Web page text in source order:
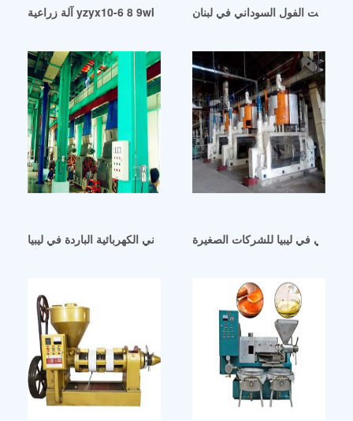
آلة زراعية yzyx10-6 8 9wk معصرة زيت في دامان
زيت الفول السوداني في لبنان
ماكينة استخلاص زيت الفول السوداني الكهربائية الباردة في ليبيا
في ليبيا للشركات الصغيرة